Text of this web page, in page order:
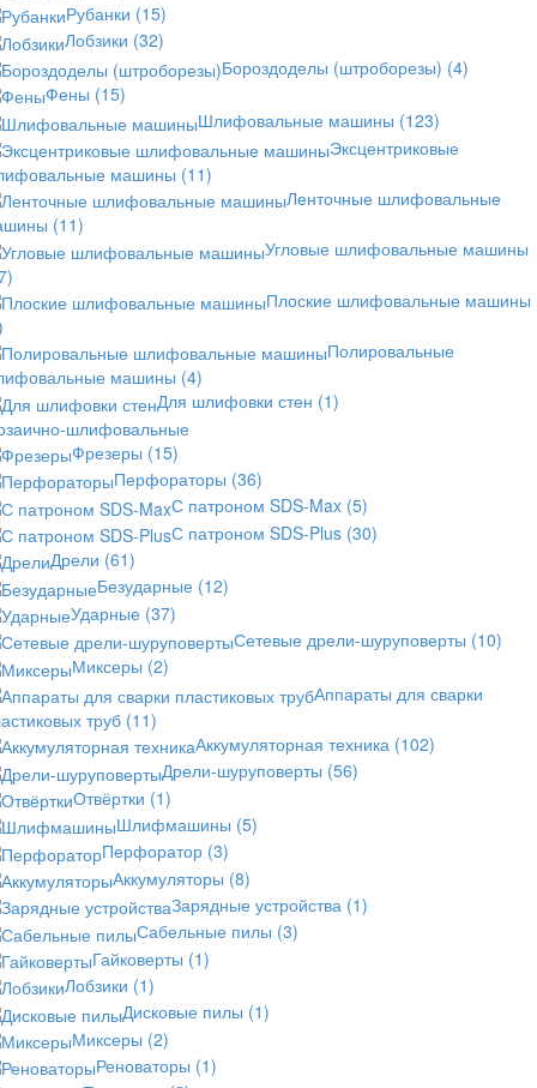
Рубанки (15)
Лобзики (32)
Бороздоделы (штроборезы) (4)
Фены (15)
Шлифовальные машины (123)
Эксцентриковые
машины (11)
Ленточные шлифовальные
(11)
Угловые шлифовальные машины
Плоские шлифовальные машины
Полировальные
машины (4)
Для шлифовки стен (1)
шлифовальные
Фрезеры (15)
Перфораторы (36)
С патроном SDS-Max (5)
С патроном SDS-Plus (30)
Дрели (61)
Безударные (12)
Ударные (37)
Сетевые дрели-шуруповерты (10)
Миксеры (2)
Аппараты для сварки
труб (11)
Аккумуляторная техника (102)
Дрели-шуруповерты (56)
Отвёртки (1)
Шлифмашины (5)
Перфоратор (3)
Аккумуляторы (8)
Зарядные устройства (1)
Сабельные пилы (3)
Гайковерты (1)
Лобзики (1)
Дисковые пилы (1)
Миксеры (2)
Реноваторы (1)